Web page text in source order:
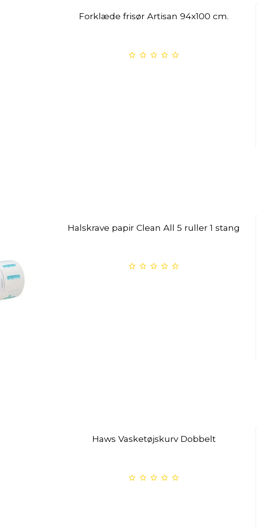
Forklæde frisør Artisan 94x100 cm.
Halskrave papir Clean All 5 ruller 1 stang
Haws Vasketøjskurv Dobbelt